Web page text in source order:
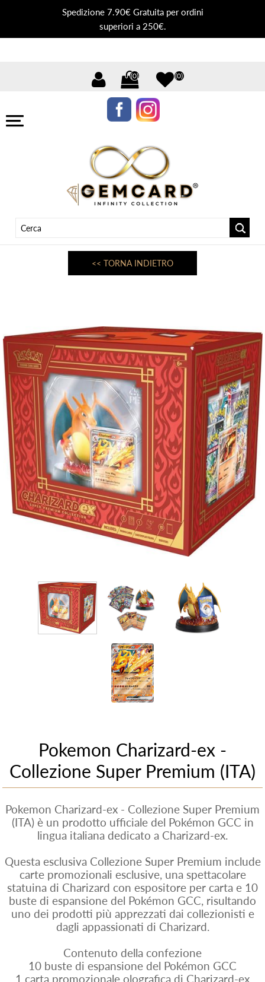
Spedizione 7.90€ Gratuita per ordini
superiori a 250€.
(0) (0)
<< TORNA INDIETRO
Pokemon Charizard-ex -
Collezione Super Premium (ITA)
Pokemon Charizard-ex - Collezione Super Premium
(ITA) è un prodotto ufficiale del Pokémon GCC in
lingua italiana dedicato a Charizard-ex.
Questa esclusiva Collezione Super Premium include
carte promozionali esclusive, una spettacolare
statuina di Charizard con espositore per carta e 10
buste di espansione del Pokémon GCC, risultando
uno dei prodotti più apprezzati dai collezionisti e
dagli appassionati di Charizard.
Contenuto della confezione
10 buste di espansione del Pokémon GCC
1 carta promozionale olografica di Charizard-ex